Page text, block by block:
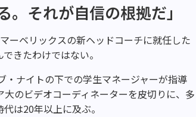
。それが自信の根拠だ」
ーベリックスの新ヘッドコーチに就任した
きたわけではない。
ナイトの下での学生マネージャーが指導
のビデオコーディネーターを皮切りに、多
は20年以上に及ぶ。